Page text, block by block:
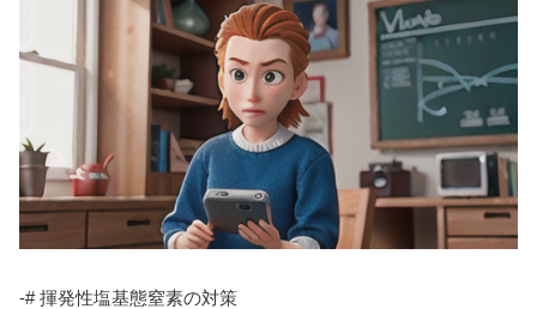
-# 揮発性塩基態窒素の対策